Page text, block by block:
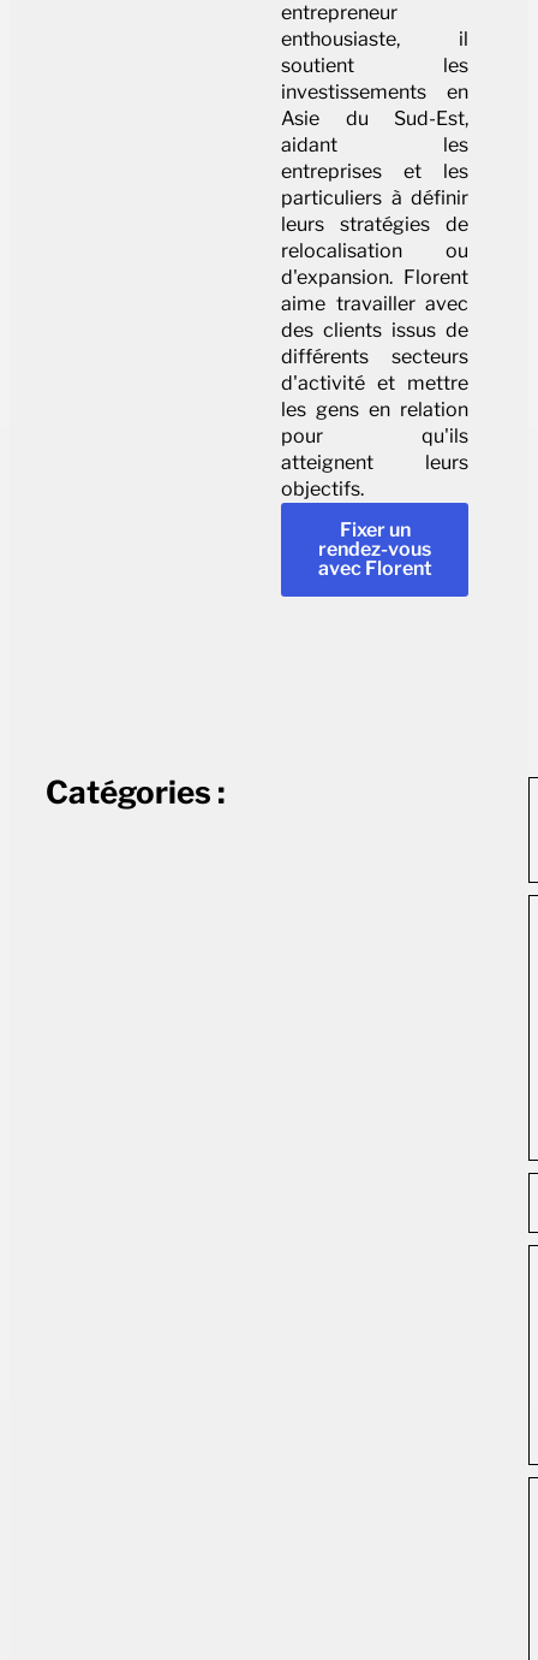
entrepreneur
enthousiaste, il
soutient les
investissements en
Asie du Sud-Est,
aidant les
entreprises et les
particuliers à définir
leurs stratégies de
relocalisation ou
d'expansion. Florent
aime travailler avec
des clients issus de
différents secteurs
d'activité et mettre
les gens en relation
pour qu'ils
atteignent leurs
objectifs.
Fixer un
rendez-vous
avec Florent
Catégories :